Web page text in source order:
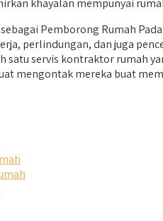
khayalan mempunyai
Pemborong Rumah
perlindungan, dan juga
satu servis kontraktor rumah
mengontak mereka buat